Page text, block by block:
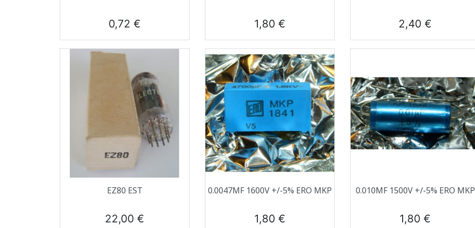
Prix
0,72 € Prix
1,80 € Prix
2,40 €
Aperçu rapide
EZ80 EST
Prix
22,00 €
Aperçu rapide
0.0047ΜF 1600V +/-5% ERO MKP
Prix
1,80 €
 Aperçu rapide
0.010ΜF 1500V +/-5% ERO MKP
Prix
1,80 €